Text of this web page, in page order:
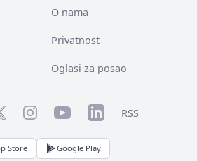
O nama
Privatnost
Oglasi za posao
InstagramYouTubeLinkedInRSS
Store Google Play